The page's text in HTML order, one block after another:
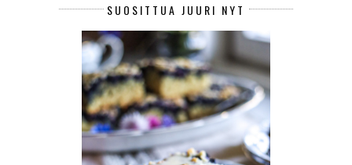
SUOSITTUA JUURI NYT